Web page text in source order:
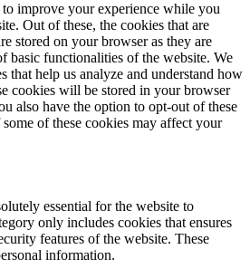
improve your experience while you
Out of these, the cookies that are
stored on your browser as they are
basic functionalities of the website. We
that help us analyze and understand how
cookies will be stored in your browser
also have the option to opt-out of these
of these cookies may affect your
essential for the website to
only includes cookies that ensures
features of the website. These
information.